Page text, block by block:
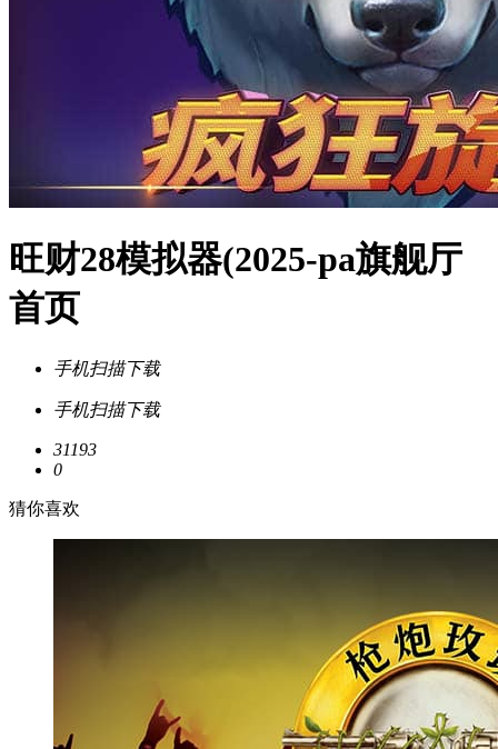
旺财28模拟器(2025-pa旗舰厅
首页
手机扫描下载
手机扫描下载
31193
0
猜你喜欢